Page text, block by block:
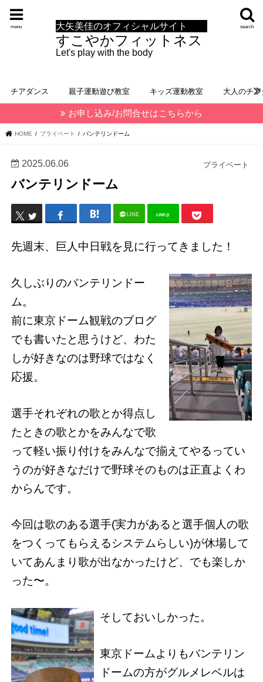
大矢美佳のオフィシャルサイト
すこやかフィットネス
Let's play with the body
search
menu
チアダンス 親子運動遊び教室 キッズ運動教室 大人のチ
お申し込み/お問合せはこちらから
HOME プライベート バンテリンドーム
プライベート
2025.06.06
バンテリンドーム
LINE LINE@
先週末、巨人中日戦を見に行ってきました！
久しぶりのバンテリンドー
ム。
前に東京ドーム観戦のブログ
でも書いたと思うけど、わた
しが好きなのは野球ではなく
応援。
選手それぞれの歌とか得点し
たときの歌とかをみんなで歌
って軽い振り付けをみんなで揃えてやるってい
うのが好きなだけで野球そのものは正直よくわ
からんです。
今回は歌のある選手(実力があると選手個人の歌
をつくってもらえるシステムらしい)が休場して
いてあんまり歌が出なかったけど、でも楽しか
った〜。
そしておいしかった。
東京ドームよりもバンテリン
ドームの方がグルメレベルは